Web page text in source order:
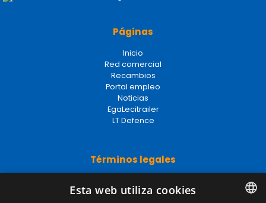
Páginas
Inicio
Red comercial
Recambios
Portal empleo
Noticias
EgaLecitrailer
LT Defence
Términos legales
Política de privacidad
Esta web utiliza cookies